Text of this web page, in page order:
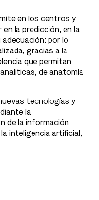
en los centros y
la predicción, en la
por lo
gracias a la
que permitan
de anatomía
tecnologías y
la
de la información
inteligencia artificial,